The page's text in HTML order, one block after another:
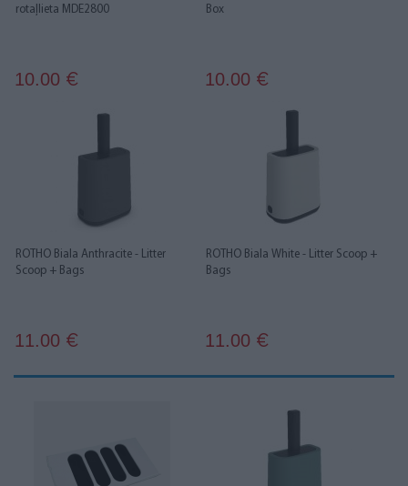
rotaļlieta MDE2800
10.00 €
Box
10.00 €
ROTHO Biala Anthracite - Litter
Scoop + Bags
11.00 €
ROTHO Biala White - Litter Scoop +
Bags
11.00 €